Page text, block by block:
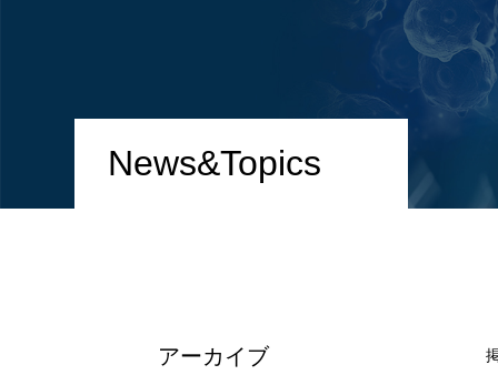
News&Topics
アーカイブ